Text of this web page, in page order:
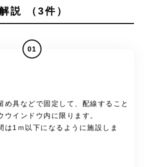
説 （3件）
01
め具などで固定して、配線すること
ウインドウ内に限ります。
は1ｍ以下になるように施設しま